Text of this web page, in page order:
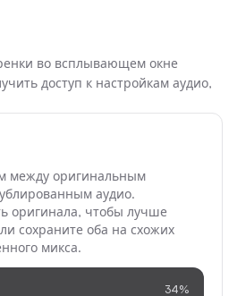
во всплывающем окне
доступ к настройкам аудио,
между оригинальным
аудио.
оригинала, чтобы лучше
сохраните оба на схожих
микса.
34%